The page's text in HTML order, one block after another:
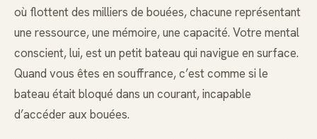
où flottent des milliers de bouées, chacune représentant
une ressource, une mémoire, une capacité. Votre mental
conscient, lui, est un petit bateau qui navigue en surface.
Quand vous êtes en souffrance, c’est comme si le
bateau était bloqué dans un courant, incapable
d’accéder aux bouées.